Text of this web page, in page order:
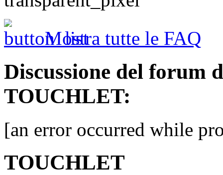
Mostra tutte le FAQ
Discussione del forum
TOUCHLET:
[an error occurred while
TOUCHLET